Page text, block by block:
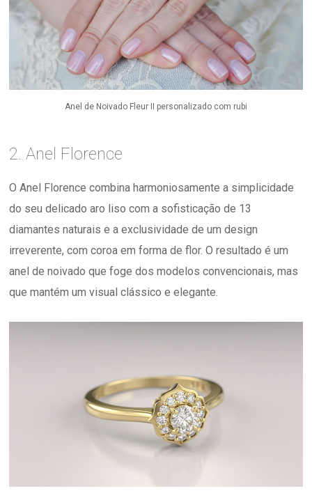
Anel de Noivado Fleur II personalizado com rubi
2. Anel Florence
O Anel Florence combina harmoniosamente a simplicidade
do seu delicado aro liso com a sofisticação de 13
diamantes naturais e a exclusividade de um design
irreverente, com coroa em forma de flor. O resultado é um
anel de noivado que foge dos modelos convencionais, mas
que mantém um visual clássico e elegante.